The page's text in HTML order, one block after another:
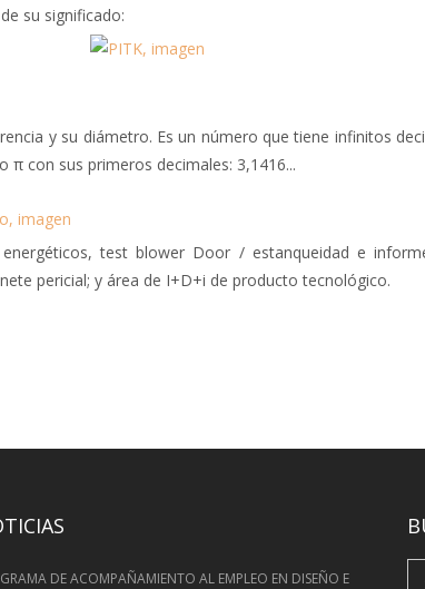
su significado:
y su diámetro. Es un número que tiene infinitos
π con sus primeros decimales: 3,1416...
test blower Door / estanqueidad e
pericial; y área de I+D+i de producto tecnológico.
DE ACOMPAÑAMIENTO AL EMPLEO EN DISEÑO E